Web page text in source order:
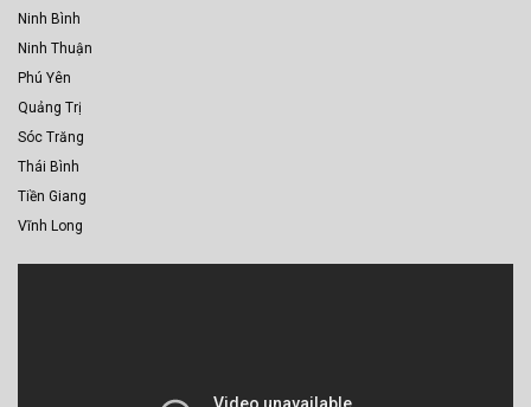
Ninh Bình
Ninh Thuận
Phú Yên
Quảng Trị
Sóc Trăng
Thái Bình
Tiền Giang
Vĩnh Long